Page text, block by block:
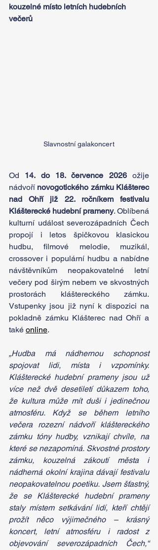
kouzelné místo letních hudebních
večerů
Slavnostní galakoncert
Od 14. do 18. července 2026 ožije
nádvoří novogotického zámku Klášterec
nad Ohří již 22. ročníkem festivalu
Klášterecké hudební prameny. Oblíbená
kulturní událost severozápadních Čech
propojí i letos špičkovou klasickou
hudbu, filmové melodie, muzikál,
crossover i populární hudbu a nabídne
návštěvníkům neopakovatelné letní
večery pod širým nebem ve skvostných
prostorách kláštereckého zámku.
Vstupenky jsou již nyní k dispozici na
pokladně zámku Klášterec nad Ohří a
také online.
„Hudba má nádhernou schopnost
spojovat lidi, místa i vzpomínky.
Klášterecké hudební prameny jsou už
více než dvě desetiletí důkazem toho,
že kultura může mít duši i jedinečnou
atmosféru. Když se během letního
večera rozezní nádvoří kláštereckého
zámku tóny hudby, vznikají chvíle, na
které se nezapomíná. Skvostné prostory
zámku, kouzelná zákoutí města i
nádherná okolní krajina dávají festivalu
neopakovatelnou poetiku. Jsem šťastný,
že se Klášterecké hudební prameny
staly místem setkávání lidí, kteří chtějí
prožít něco výjimečného – krásný
koncert, letní atmosféru i radost z
objevování severozápadních Čech,“